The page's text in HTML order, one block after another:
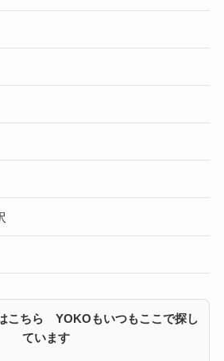
こちら YOKOもいつもここで探し
ています